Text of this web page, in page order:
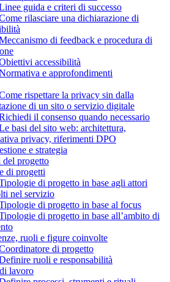
guida e criteri di successo
rilasciare una dichiarazione di
di feedback e procedura di
accessibilità
e approfondimenti
rispettare la privacy sin dalla
di un sito o servizio digitale
il consenso quando necessario
basi del sito web: architettura,
privacy, riferimenti DPO
e strategia
progetto
di progetti
di progetto in base agli attori
nel servizio
di progetto in base al focus
di progetto in base all’ambito di
ruoli e figure coinvolte
di progetto
ruoli e responsabilità
lavoro